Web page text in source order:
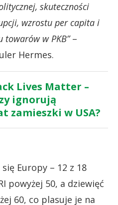
skuteczności
wzrostu per capita i
towarów w PKB”–
Hermes.
Lives Matter –
ignorują
zamieszki w USA?
Europy – 12 z 18
powyżej 50, a dziewięć
60, co plasuje je na